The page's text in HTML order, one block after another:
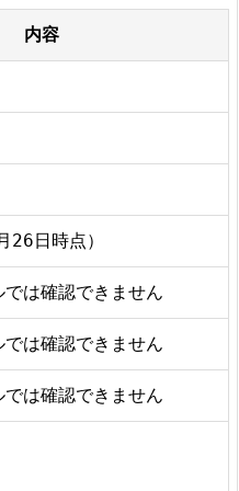
内容
日時点）
は確認できません
は確認できません
は確認できません